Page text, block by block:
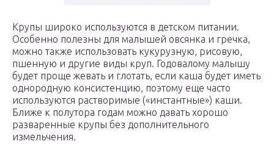
Крупы широко используются в детском питании.
Особенно полезны для малышей овсянка и гречка,
можно также использовать кукурузную, рисовую,
пшенную и другие виды круп. Годовалому малышу
будет проще жевать и глотать, если каша будет иметь
однородную консистенцию, поэтому еще часто
используются растворимые («инстантные») каши.
Ближе к полутора годам можно давать хорошо
разваренные крупы без дополнительного
измельчения.